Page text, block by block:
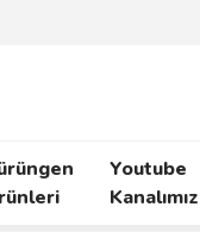
Youtube
Kanalımız